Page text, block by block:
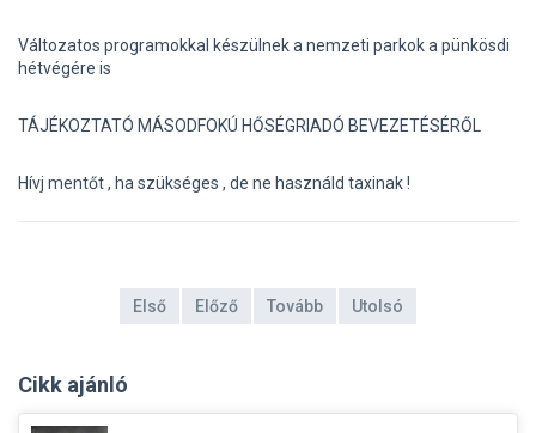
Változatos programokkal készülnek a nemzeti parkok a pünkösdi
hétvégére is
TÁJÉKOZTATÓ MÁSODFOKÚ HŐSÉGRIADÓ BEVEZETÉSÉRŐL
Hívj mentőt , ha szükséges , de ne használd taxinak !
Első Előző Tovább Utolsó
Cikk ajánló